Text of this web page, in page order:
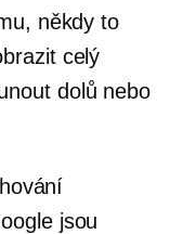
někdy to
celý
dolů nebo
jsou